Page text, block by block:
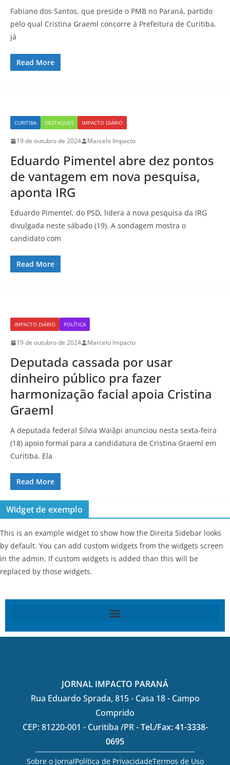
Fabiano dos Santos, que preside o PMB no Paraná, partido
pelo qual Cristina Graeml concorre à Prefeitura de Curitiba,
já
Read More
CURITIBA DESTAQUES IMPACTO DIÁRIO
19 de outubro de 2024 Marcelo Impacto
Eduardo Pimentel abre dez pontos
de vantagem em nova pesquisa,
aponta IRG
Eduardo Pimentel, do PSD, lidera a nova pesquisa da IRG
divulgada neste sábado (19). A sondagem mostra o
candidato com
Read More
IMPACTO DIÁRIO POLÍTICA
19 de outubro de 2024 Marcelo Impacto
Deputada cassada por usar
dinheiro público pra fazer
harmonização facial apoia Cristina
Graeml
A deputada federal Silvia Waiãpi anunciou nesta sexta-feira
(18) apoio formal para a candidatura de Cristina Graeml em
Curitiba. Ela
Read More
Widget de exemplo
This is an example widget to show how the Direita Sidebar looks
by default. You can add custom widgets from the widgets screen
in the admin. If custom widgets is added than this will be
replaced by those widgets.
JORNAL IMPACTO PARANÁ
Rua Eduardo Sprada, 815 - Casa 18 - Campo
Comprido
CEP: 81220-001 - Curitiba /PR -Tel./Fax: 41-3338-
0695
Sobre o JornalPolítica de PrivacidadeTermos de Uso